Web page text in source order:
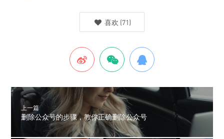
喜欢 (71)
上一篇
删除公众号的步骤，教你正确删除公众号